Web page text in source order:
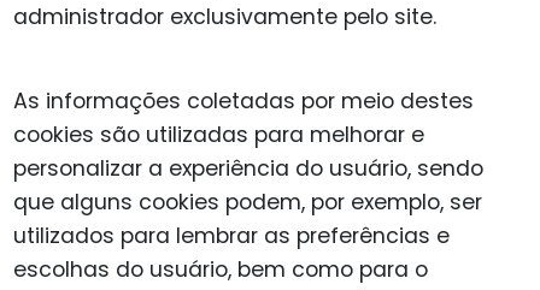
administrador exclusivamente pelo site.
As informações coletadas por meio destes
cookies são utilizadas para melhorar e
personalizar a experiência do usuário, sendo
que alguns cookies podem, por exemplo, ser
utilizados para lembrar as preferências e
escolhas do usuário, bem como para o